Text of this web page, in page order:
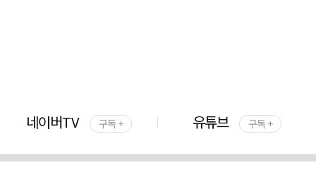
네이버TV 구독 + 유튜브 구독 +